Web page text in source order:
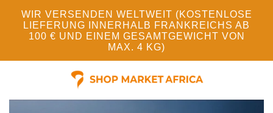
WIR VERSENDEN WELTWEIT (KOSTENLOSE
LIEFERUNG INNERHALB FRANKREICHS AB
100 € UND EINEM GESAMTGEWICHT VON
MAX. 4 KG)